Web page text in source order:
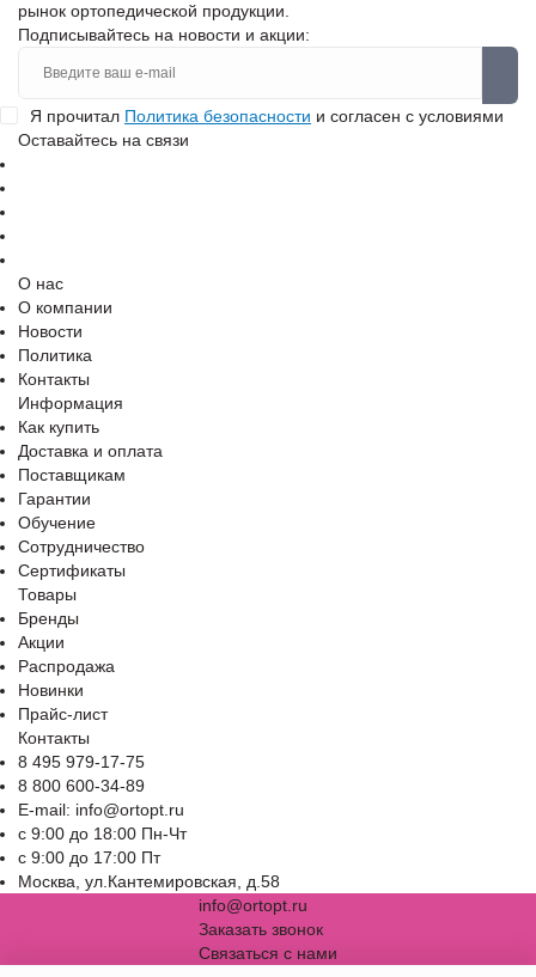
рынок ортопедической продукции.
Подписывайтесь на новости и акции:
Я прочитал Политика безопасности и согласен с условиями
Оставайтесь на связи
О нас
О компании
Новости
Политика
Контакты
Информация
Как купить
Доставка и оплата
Поставщикам
Гарантии
Обучение
Сотрудничество
Сертификаты
Товары
Бренды
Акции
Распродажа
Новинки
Прайс-лист
Контакты
8 495 979-17-75
8 800 600-34-89
E-mail: info@ortopt.ru
c 9:00 до 18:00 Пн-Чт
c 9:00 до 17:00 Пт
Москва, ул.Кантемировская, д.58
info@ortopt.ru
Заказать звонок
Связаться с нами